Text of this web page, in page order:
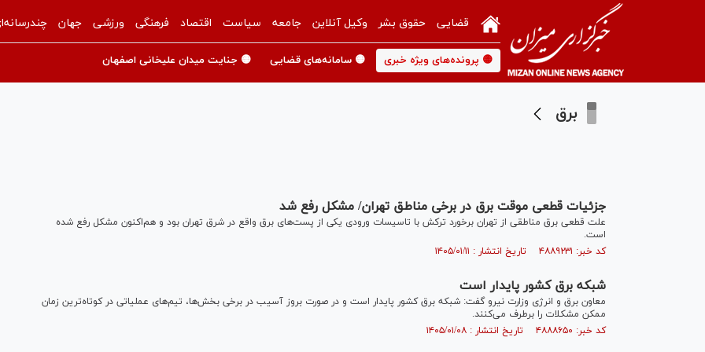
قضایی حقوق بشر وکیل آنلاین جامعه سیاست اقتصاد فرهنگی ورزشی جهان
🟡 پرونده‌های ویژه خبری 🟡 سامانه‌های قضایی 🟡 جنایت میدان علیخانی اصفهان
برق
جزئیات قطعی موقت برق در برخی مناطق تهران/ مشکل رفع شد
علت قطعی برق مناطقی از تهران برخورد ترکش با تاسیسات ورودی یکی‌ از پست‌های برق واقع در شرق تهران بود و هم‌اکنون مشکل رفع شده
است.
کد خبر: ۴۸۸۹۲۳۱ تاریخ انتشار : ۱۴۰۵/۰۱/۱۱
شبکه برق کشور پایدار است
معاون برق و انرژی وزارت نیرو گفت: شبکه برق کشور پایدار است و در صورت بروز آسیب در برخی بخش‌ها، تیم‌های عملیاتی در کوتاه‌ترین زمان
ممکن مشکلات را برطرف می‌کنند.
کد خبر: ۴۸۸۸۶۵۰ تاریخ انتشار : ۱۴۰۵/۰۱/۰۸